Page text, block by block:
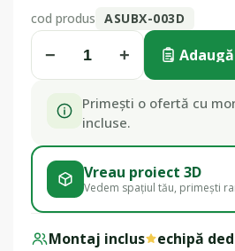
cod produs ASUBX-003D
− +
Primești o ofertă cu
incluse.
Vreau proiect 3D
Vedem spațiul tău, primești
Montaj inclus echipă